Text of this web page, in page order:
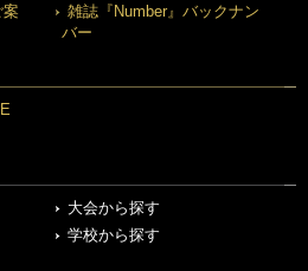
案
雑誌『Number』バックナン
バー
大会から探す
学校から探す